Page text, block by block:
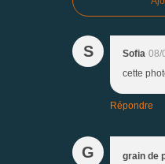
S Sofia 08/
cette
Répondre
G grain de